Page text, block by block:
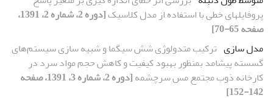
پروفایلهای خطی با استفاده از مدل کلاسیک
[دوره 2، شماره 2، 1391،
صفحه 65-70]
مدل سازی ترکیب متدولوژی شش سیگما و شبیه سازی سیستم‌های
گسسته پیشامد بمنظور بهبود کیفیت و کاهش حجم مواد سرد در
کارخانه ذوب مجتمع مس سرچشمه
[دوره 2، شماره 3، 1391، صفحه
142-152]